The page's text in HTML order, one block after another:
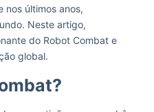
nos últimos anos,
Neste artigo,
do Robot Combat e
global.